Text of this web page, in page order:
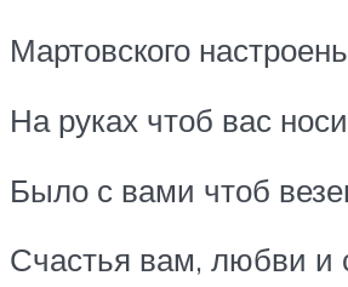
Мартовского
На руках чтоб вас
Было с вами чтоб
Счастья вам, любви и